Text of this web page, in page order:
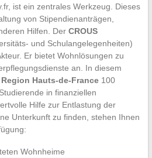
ist ein zentrales Werkzeug. Dieses
von Stipendienanträgen,
Hilfen. Der CROUS
und Schulangelegenheiten)
Er bietet Wohnlösungen zu
an. In diesem
Region Hauts-de-France100
in finanziellen
Hilfe zur Entlastung der
Unterkunft zu finden, stehen Ihnen
Wohnheime